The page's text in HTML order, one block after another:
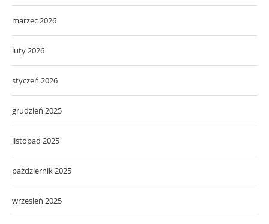
marzec 2026
luty 2026
styczeń 2026
grudzień 2025
listopad 2025
październik 2025
wrzesień 2025